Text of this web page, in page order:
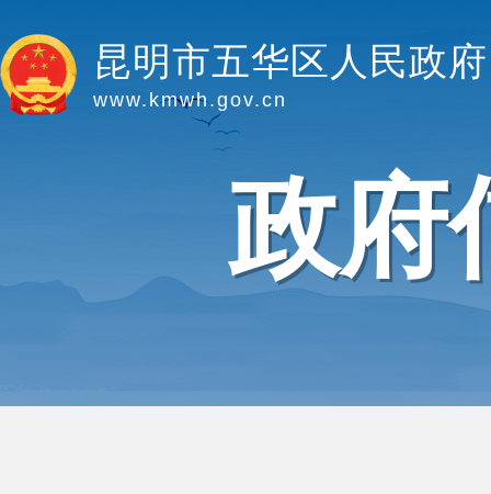
昆明市五华区人民政府
www.kmwh.gov.cn
政府